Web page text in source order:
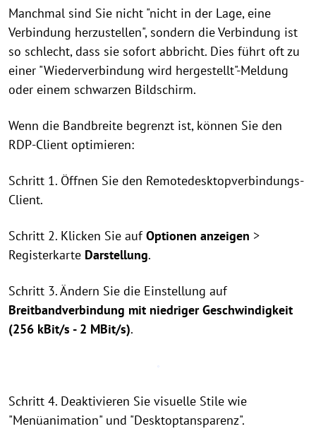
Manchmal sind Sie nicht "nicht in der Lage, eine
Verbindung herzustellen", sondern die Verbindung ist
so schlecht, dass sie sofort abbricht. Dies führt oft zu
einer "Wiederverbindung wird hergestellt"-Meldung
oder einem schwarzen Bildschirm.
Wenn die Bandbreite begrenzt ist, können Sie den
RDP-Client optimieren:
Schritt 1. Öffnen Sie den Remotedesktopverbindungs-
Client.
Schritt 2. Klicken Sie aufOptionen anzeigen >
Registerkarte Darstellung.
Schritt 3. Ändern Sie die Einstellung auf
Breitbandverbindung mit niedriger Geschwindigkeit
(256 kBit/s - 2 MBit/s).
Schritt 4. Deaktivieren Sie visuelle Stile wie
"Menüanimation" und "Desktoptansparenz".